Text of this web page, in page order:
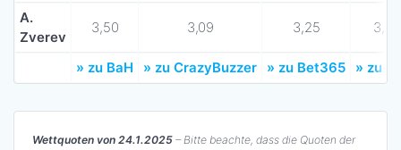
A.
Zverev
3,50 3,09 3,25 3,25
» zu BaH » zu CrazyBuzzer » zu Bet365 » zu
Wettquoten von 24.1.2025 – Bitte beachte, dass die Quoten der